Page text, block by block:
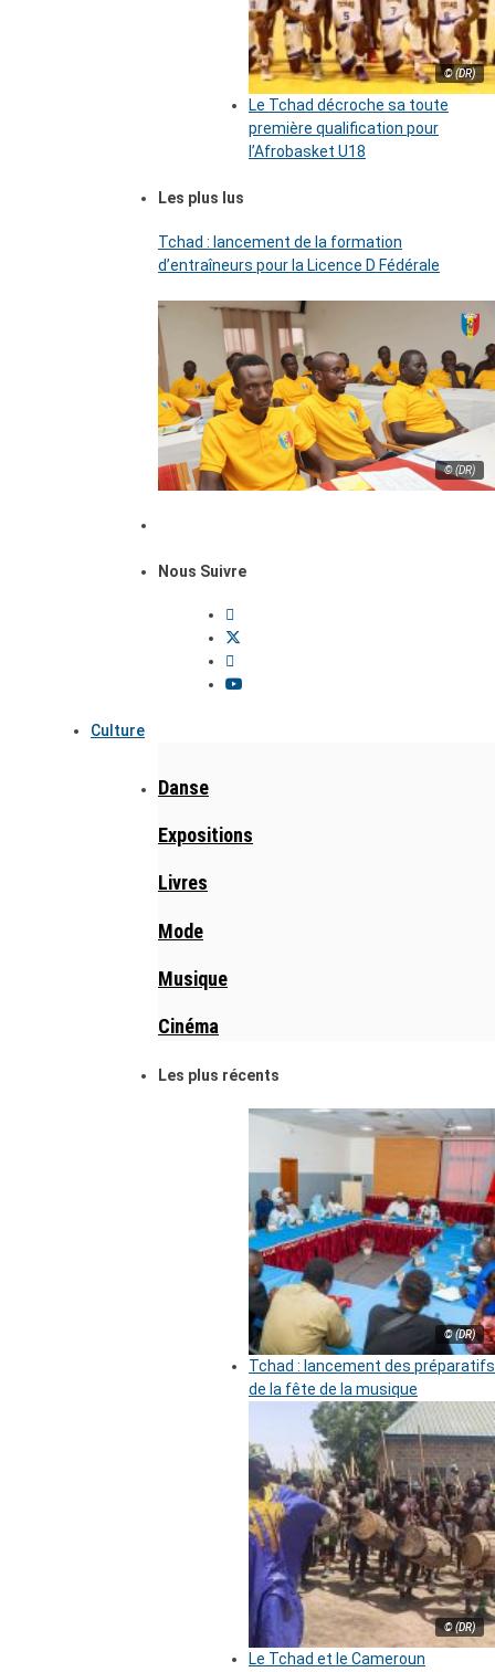
© (DR)
Le Tchad décroche sa toute
première qualification pour
l’Afrobasket U18
Les plus lus
Tchad : lancement de la formation
d’entraîneurs pour la Licence D Fédérale
© (DR)
Nous Suivre
Culture
Danse
Expositions
Livres
Mode
Musique
Cinéma
Les plus récents
© (DR)
Tchad : lancement des préparatifs
de la fête de la musique
© (DR)
Le Tchad et le Cameroun